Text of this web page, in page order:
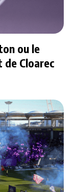
ou le
Cloarec